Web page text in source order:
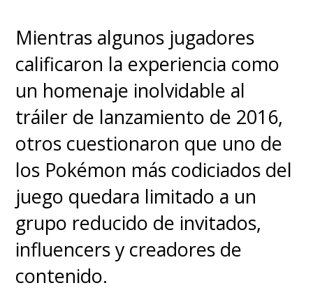
Mientras algunos jugadores
calificaron la experiencia como
un homenaje inolvidable al
tráiler de lanzamiento de 2016,
otros cuestionaron que uno de
los Pokémon más codiciados del
juego quedara limitado a un
grupo reducido de invitados,
influencers y creadores de
contenido.